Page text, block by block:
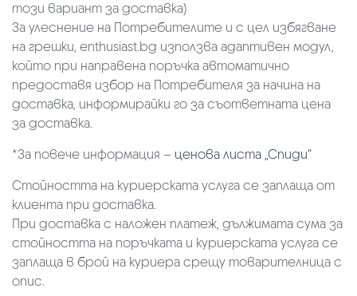
този вариант за доставка)
За улеснение на Потребителите и с цел избягване
на грешки, enthusiast.bg използва адаптивен модул,
който при направена поръчка автоматично
предоставя избор на Потребителя за начина на
доставка, информирайки го за съответната цена
за доставка.
*За повече информация – ценова листа „Спиди“
Стойността на куриерската услуга се заплаща от
клиента при доставка.
При доставка с наложен платеж, дължимата сума за
стойността на поръчката и куриерската услуга се
заплаща в брой на куриера срещу товарителница с
опис.